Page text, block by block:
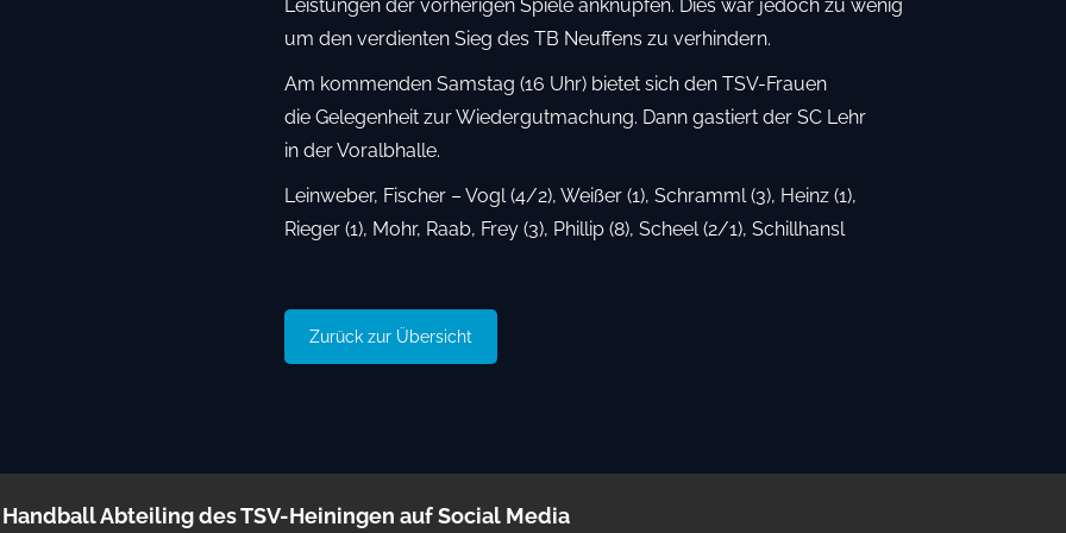
Leistungen der vorherigen Spiele anknüpfen. Dies war jedoch zu wenig
um den verdienten Sieg des TB Neuffens zu verhindern.
Am kommenden Samstag (16 Uhr) bietet sich den TSV-Frauen
die Gelegenheit zur Wiedergutmachung. Dann gastiert der SC Lehr
in der Voralbhalle.
Leinweber, Fischer – Vogl (4/2), Weißer (1), Schramml (3), Heinz (1),
Rieger (1), Mohr, Raab, Frey (3), Phillip (8), Scheel (2/1), Schillhansl
Zurück zur Übersicht
Abteiling des TSV-Heiningen auf Social Media